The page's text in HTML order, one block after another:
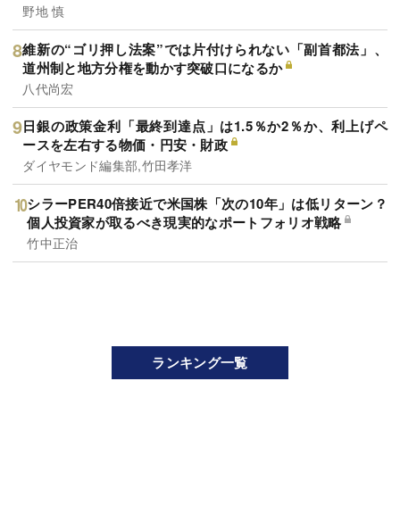
野地 慎
維新の“ゴリ押し法案”では片付けられない「副首都法」、
道州制と地方分権を動かす突破口になるか
八代尚宏
日銀の政策金利「最終到達点」は1.5％か2％か、利上げペ
ースを左右する物価・円安・財政
ダイヤモンド編集部,竹田孝洋
シラーPER40倍接近で米国株「次の10年」は低リターン？
個人投資家が取るべき現実的なポートフォリオ戦略
竹中正治
ランキング一覧